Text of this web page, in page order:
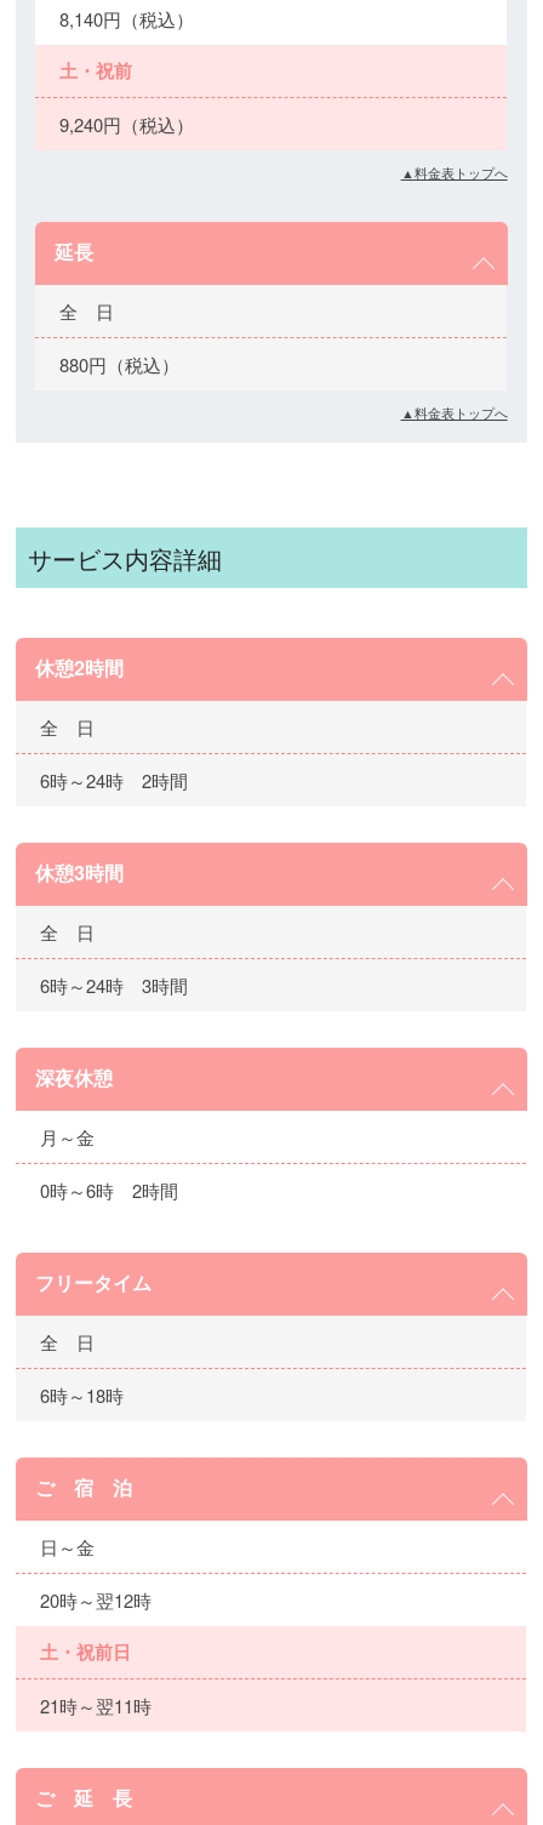
8,140円（税込）
土・祝前
9,240円（税込）
▲料金表トップへ
延長
全 日
880円（税込）
▲料金表トップへ
サービス内容詳細
休憩2時間
全 日
6時～24時 2時間
休憩3時間
全 日
6時～24時 3時間
深夜休憩
月～金
0時～6時 2時間
フリータイム
全 日
6時～18時
ご 宿 泊
日～金
20時～翌12時
土・祝前日
21時～翌11時
ご 延 長